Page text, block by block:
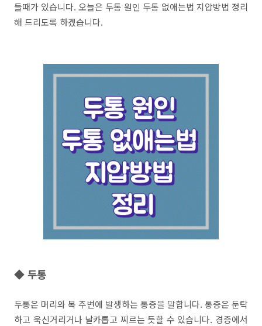
들때가 있습니다. 오늘은 두통 원인 두통 없애는법 지압방법 정리
해 드리도록 하겠습니다.
◆ 두통
두통은 머리와 목 주변에 발생하는 통증을 말합니다. 통증은 둔탁
하고 욱신거리거나 날카롭고 찌르는 듯할 수 있습니다. 경증에서